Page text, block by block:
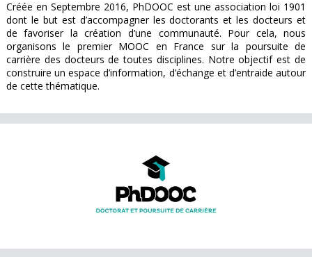
Créée en Septembre 2016, PhDOOC est une association loi 1901
dont le but est d’accompagner les doctorants et les docteurs et
de favoriser la création d’une communauté. Pour cela, nous
organisons le premier MOOC en France sur la poursuite de
carrière des docteurs de toutes disciplines. Notre objectif est de
construire un espace d’information, d’échange et d’entraide autour
de cette thématique.